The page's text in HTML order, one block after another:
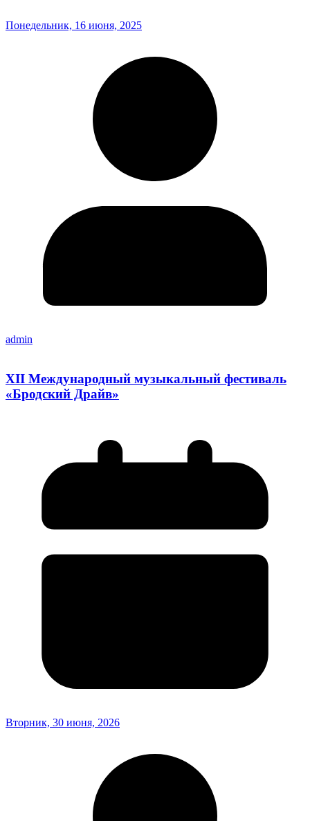
Понедельник, 16 июня, 2025
admin
XII Международный музыкальный фестиваль
«Бродский Драйв»
Вторник, 30 июня, 2026